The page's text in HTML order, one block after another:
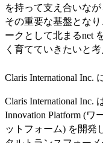
を持って支え合いな
その重要な基盤とな
ークとして北まるnet
く育てていきたいと考
Claris International Inc.
Claris International Inc.
Innovation Platform (
ットフォーム) を開発